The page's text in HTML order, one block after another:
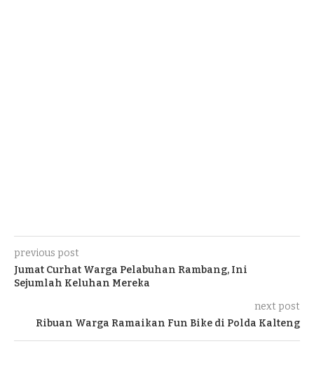
previous post
Jumat Curhat Warga Pelabuhan Rambang, Ini
Sejumlah Keluhan Mereka
next post
Ribuan Warga Ramaikan Fun Bike di Polda Kalteng